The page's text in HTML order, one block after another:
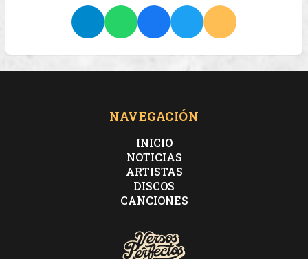
NAVEGACIÓN
INICIO
NOTICIAS
ARTISTAS
DISCOS
CANCIONES